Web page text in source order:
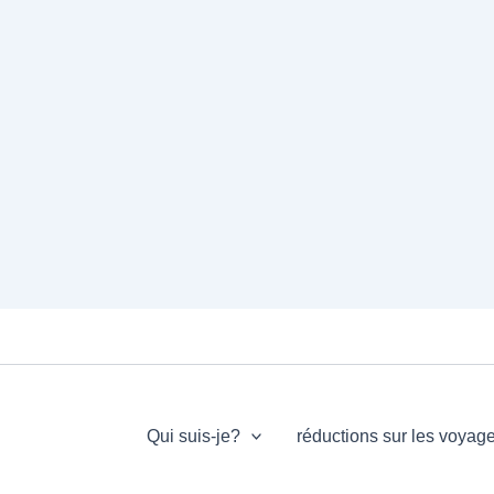
Qui suis-je? réductions sur les